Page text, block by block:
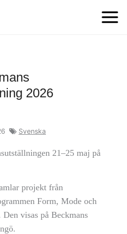
2026
Svenska
21–25 maj på
projekt från
Form, Mode och
visas på Beckmans